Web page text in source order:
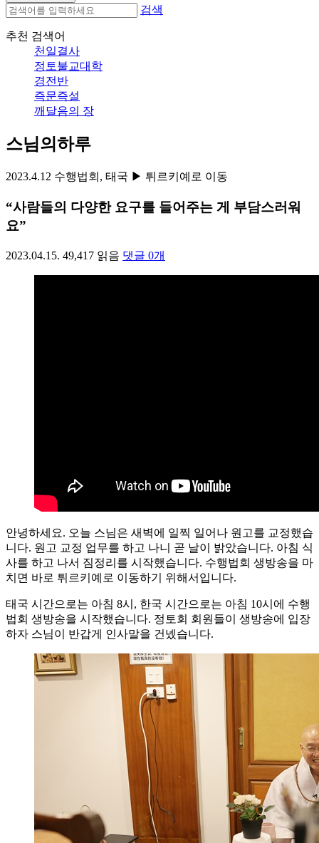
검색
추천 검색어
천일결사
정토불교대학
경전반
즉문즉설
깨달음의 장
스님의하루
2023.4.12 수행법회, 태국 ▶ 튀르키예로 이동
“사람들의 다양한 요구를 들어주는 게 부담스러워
요”
2023.04.15. 49,417 읽음 댓글 0개
안녕하세요. 오늘 스님은 새벽에 일찍 일어나 원고를 교정했습
니다. 원고 교정 업무를 하고 나니 곧 날이 밝았습니다. 아침 식
사를 하고 나서 짐정리를 시작했습니다. 수행법회 생방송을 마
치면 바로 튀르키예로 이동하기 위해서입니다.
태국 시간으로는 아침 8시, 한국 시간으로는 아침 10시에 수행
법회 생방송을 시작했습니다. 정토회 회원들이 생방송에 입장
하자 스님이 반갑게 인사말을 건넸습니다.